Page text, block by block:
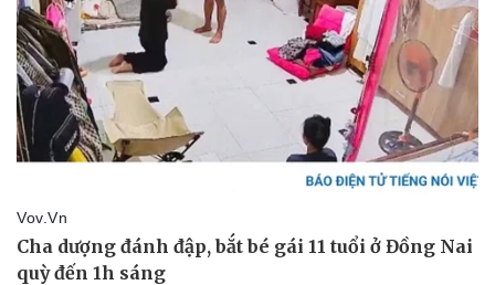
Thể thao
Thế giới thể thao
eSports
Hậu trường
Ô tô - Xe máy